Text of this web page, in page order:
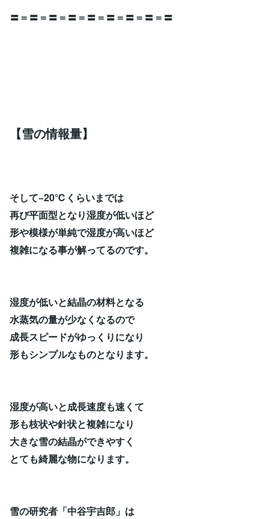
〓＝〓＝〓＝〓＝〓＝〓＝〓＝〓＝〓
【雪の情報量】
そして−20℃くらいまでは
再び平面型となり湿度が低いほど
形や模様が単純で湿度が高いほど
複雑になる事が解ってるのです。
湿度が低いと結晶の材料となる
水蒸気の量が少なくなるので
成長スピードがゆっくりになり
形もシンプルなものとなります。
湿度が高いと成長速度も速くて
形も枝状や針状と複雑になり
大きな雪の結晶ができやすく
とても綺麗な物になります。
雪の研究者「中谷宇吉郎」は